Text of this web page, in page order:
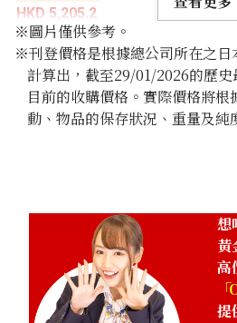
HKD 5,205.2
※圖片僅供參考。
※刊登價格是根據總公司所在之日
計算出，截至29/01/2026的歷
目前的收購價格。實際價格將根
動、物品的保存狀況、重量及純
想
黃
高
提